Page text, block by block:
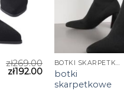
zł269.00
zł192.00
BOTKI SKARPETKOWE
botki
skarpetkowe